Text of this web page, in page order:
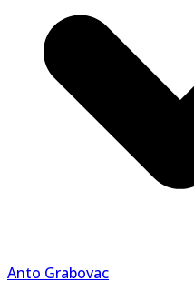
Anto Grabovac